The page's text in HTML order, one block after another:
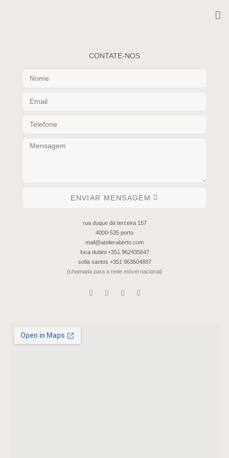
CONTATE-NOS
ENVIAR MENSAGEM
rua duque da terceira 157
4000-535 porto
mail@atelieraberto.com
luca dubini +351 962435647
sofia santos +351 963504887
(chamada para a rede móvel nacional)